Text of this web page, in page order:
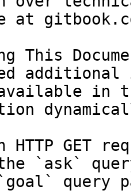
at
This
in
HTTP GET
`ask`
query